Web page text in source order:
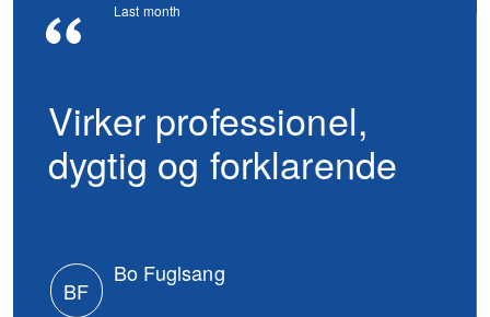
Last month
Virker professionel,
dygtig og forklarende
BF
Bo Fuglsang